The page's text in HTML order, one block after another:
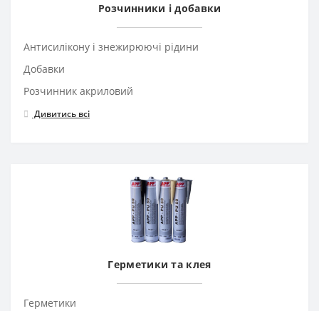
Розчинники і добавки
Антисилікону і знежирюючі рідини
Добавки
Розчинник акриловий
Дивитись всі
Герметики та клея
Герметики